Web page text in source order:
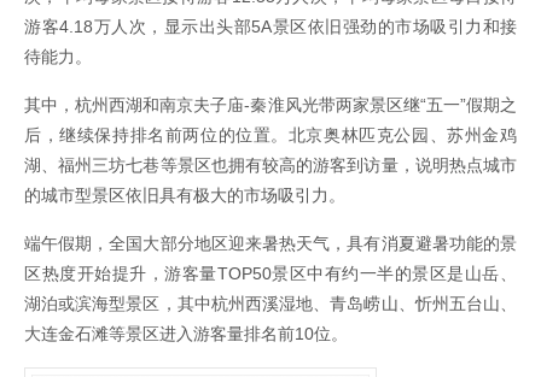
游客4.18万人次，显示出头部5A景区依旧强劲的市场吸引力和接
待能力。
其中，杭州西湖和南京夫子庙-秦淮风光带两家景区继“五一”假期之
后，继续保持排名前两位的位置。北京奥林匹克公园、苏州金鸡
湖、福州三坊七巷等景区也拥有较高的游客到访量，说明热点城市
的城市型景区依旧具有极大的市场吸引力。
端午假期，全国大部分地区迎来暑热天气，具有消夏避暑功能的景
区热度开始提升，游客量TOP50景区中有约一半的景区是山岳、
湖泊或滨海型景区，其中杭州西溪湿地、青岛崂山、忻州五台山、
大连金石滩等景区进入游客量排名前10位。